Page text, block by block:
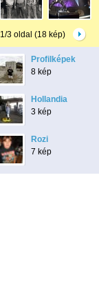
1/3 oldal (18 kép)
Profilképek
8 kép
Hollandia
3 kép
Rozi
7 kép